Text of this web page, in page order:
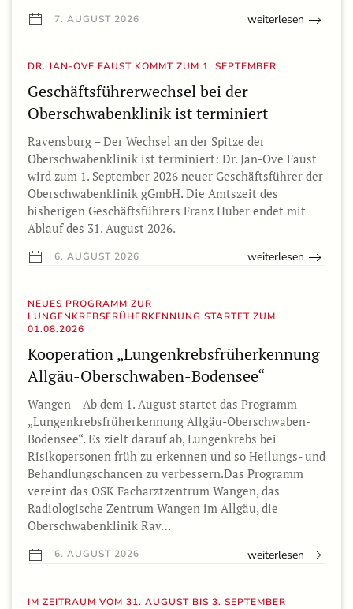
7. AUGUST 2026 weiterlesen
DR. JAN-OVE FAUST KOMMT ZUM 1. SEPTEMBER
Geschäftsführerwechsel bei der
Oberschwabenklinik ist terminiert
Ravensburg – Der Wechsel an der Spitze der
Oberschwabenklinik ist terminiert: Dr. Jan-Ove Faust
wird zum 1. September 2026 neuer Geschäftsführer der
Oberschwabenklinik gGmbH. Die Amtszeit des
bisherigen Geschäftsführers Franz Huber endet mit
Ablauf des 31. August 2026.
6. AUGUST 2026 weiterlesen
NEUES PROGRAMM ZUR
LUNGENKREBSFRÜHERKENNUNG STARTET ZUM
01.08.2026
Kooperation „Lungenkrebsfrüherkennung
Allgäu-Oberschwaben-Bodensee“
Wangen – Ab dem 1. August startet das Programm
„Lungenkrebsfrüherkennung Allgäu-Oberschwaben-
Bodensee“. Es zielt darauf ab, Lungenkrebs bei
Risikopersonen früh zu erkennen und so Heilungs- und
Behandlungschancen zu verbessern.Das Programm
vereint das OSK Facharztzentrum Wangen, das
Radiologische Zentrum Wangen im Allgäu, die
Oberschwabenklinik Rav…
6. AUGUST 2026 weiterlesen
IM ZEITRAUM VOM 31. AUGUST BIS 3. SEPTEMBER